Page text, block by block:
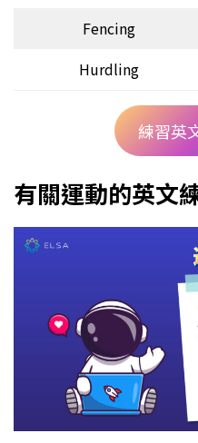
Fencing
Hurdling
練習英
有關運動的英文